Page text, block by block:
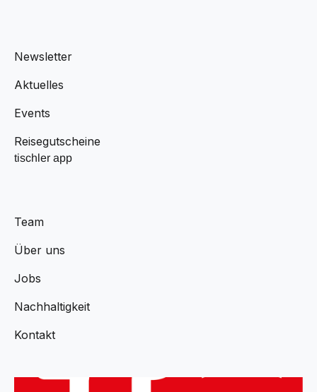
Newsletter
Aktuelles
Events
Reisegutscheine
tischler app
Team
Über uns
Jobs
Nachhaltigkeit
Kontakt